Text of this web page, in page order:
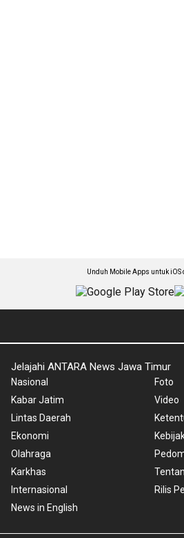
Unduh Mobile Apps untuk iOS
Jelajahi ANTARA News Jawa Timur
Nasional
Kabar Jatim
Lintas Daerah
Ekonomi
Olahraga
Karkhas
Internasional
News in English
Foto
Video
Rilis